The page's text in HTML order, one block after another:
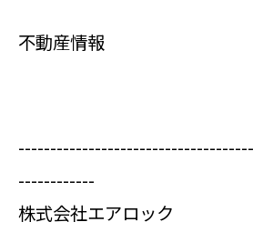
不動産情報
------------
株式会社エアロック